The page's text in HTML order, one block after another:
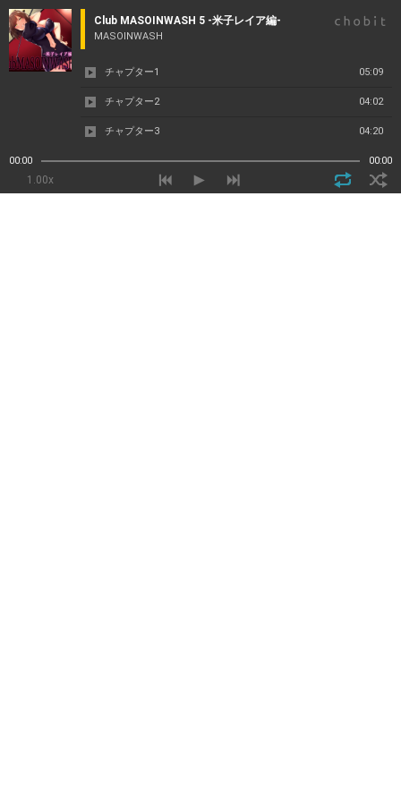
Club MASOINWASH 5 -米子レイア編-
MASOINWASH
チャプター1 05:09
チャプター2 04:02
チャプター3 04:20
チャプター4 02:08
00:00 00:00
1.00x